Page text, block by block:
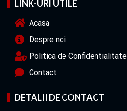
LINK-URI UTILE
Acasa
Despre noi
Politica de Confidentialitate
Contact
DETALII DE CONTACT